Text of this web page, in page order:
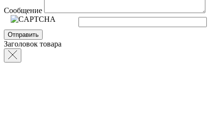
Сообщение
Заголовок товара